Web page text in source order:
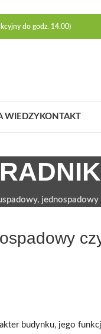
do godz. 14.00)
WIEDZY KONTAKT
budynku, jego